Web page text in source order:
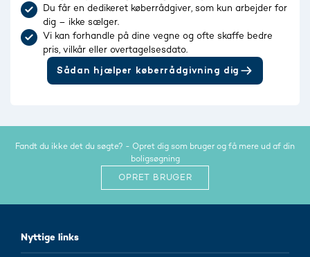
Du får en dedikeret køberrådgiver, som kun arbejder for
dig – ikke sælger.
Vi kan forhandle på dine vegne og ofte skaffe bedre
pris, vilkår eller overtagelsesdato.
Sådan hjælper køberrådgivning dig
Fandt du ikke det du søgte? - Opret dig som bruger og få mere ud af din
boligsøgning
OPRET BRUGER
Nyttige links